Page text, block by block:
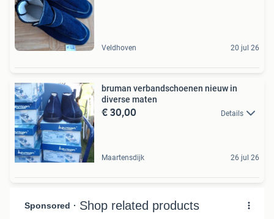
Veldhoven 20 jul 26
bruman verbandschoenen nieuw in
diverse maten
€ 30,00 Details
Maartensdijk 26 jul 26